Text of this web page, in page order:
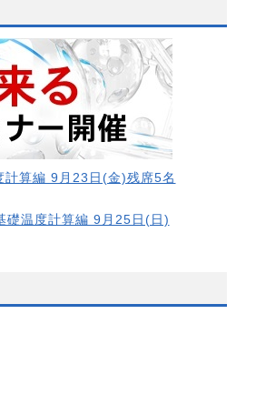
計算編 9月23日(金)残席5名
礎温度計算編 9月25日(日)